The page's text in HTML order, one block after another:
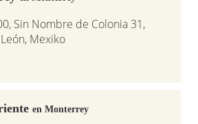
Sin Nombre de Colonia 31,
Mexiko
en Monterrey